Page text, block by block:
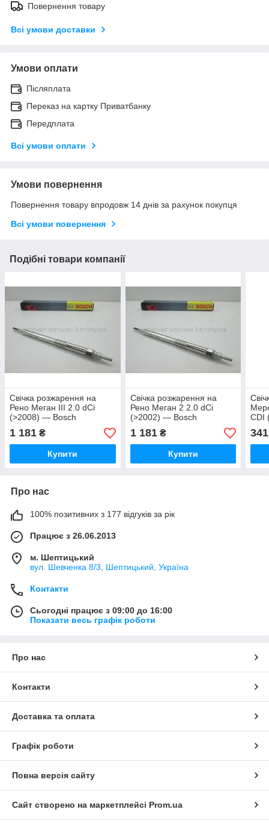
Повернення товару
Всі умови доставки
Умови оплати
Післяплата
Переказ на картку Приватбанку
Передплата
Всі умови оплати
Умови повернення
Повернення товару впродовж 14 днів за рахунок покупця
Всі умови повернення
Подібні товари компанії
Свічка розжарення на
Рено Меган III 2.0 dCi
(>2008) — Bosch
(Німеччина) - 0250603001
1 181 ₴
Купити
Свічка розжарення на
Рено Меган 2 2.0 dCi
(>2002) — Bosch
(Німеччина) - 0250603001
1 181₴
Купити
CDI
341
Про нас
100% позитивних з 177 відгуків за рік
Працює з 26.06.2013
м. Шептицький
вул. Шевченка 8/3, Шептицький, Україна
Контакти
Сьогодні працює з 09:00 до 16:00
Показати весь графік роботи
Про нас
Контакти
Доставка та оплата
Графік роботи
Повна версія сайту
Сайт створено на маркетплейсі Prom.ua